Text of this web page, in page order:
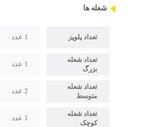
شعله ها
تعداد پلوپز 1 عدد
تعداد شعله
بزرگ
1 عدد
تعداد شعله
متوسط
2 عدد
تعداد شعله
کوچک
1 عدد